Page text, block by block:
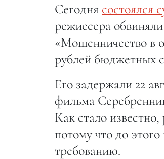
Сегодня состоялся
режиссера
«Мошенничество в
рублей бюджетных
Его задержали 22
фильма
Как стало
потому что до
требованию.